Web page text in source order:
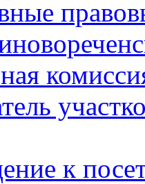
к